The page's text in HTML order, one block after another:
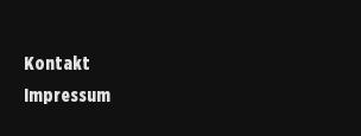
Kontakt
Impressum